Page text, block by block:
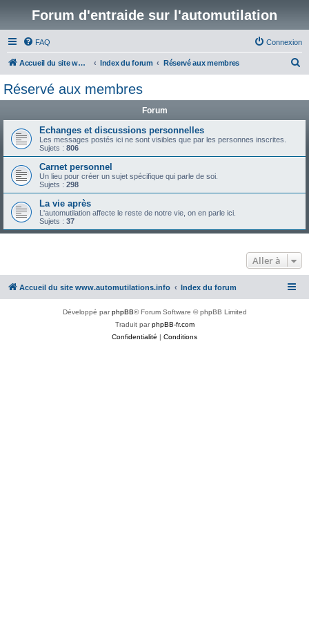
Forum d'entraide sur l'automutilation
FAQ Connexion
Accueil du site www.automutilations.info Index du forum Réservé aux membres
e
Réservé aux membres
Forum
Echanges et discussions personnelles
Les messages postés ici ne sont visibles que par les personnes inscrites.
Sujets : 806
Carnet personnel
Un lieu pour créer un sujet spécifique qui parle de soi.
Sujets : 298
La vie après
L'automutilation affecte le reste de notre vie, on en parle ici.
Sujets : 37
Aller à
Accueil du site www.automutilations.info Index du forum
Développé parphpBB® Forum Software © phpBB Limited
Traduit parphpBB-fr.com
Confidentialité | Conditions